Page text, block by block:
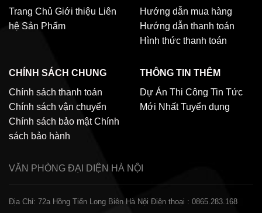
Trang Chủ Giới thiệu Liên
hệ Sản Phẩm
Hướng dẫn mua hàng
Hướng dẫn thanh toán
Hình thức thanh toán
CHÍNH SÁCH CHUNG
Chính sách thanh toán
Chính sách vận chuyển
Chính sách bảo mật Chính
sách bảo hành
THÔNG TIN THÊM
Dự Án Thi Công Tin Tức
Mới Nhất Tuyển dụng
VĂN PHÒNG ĐẠI DIỆN HÀ NỘI
Địa Chỉ: 72a Hồng Tiến Long Biên Hà Nội Điện thoại : 0865.283.168